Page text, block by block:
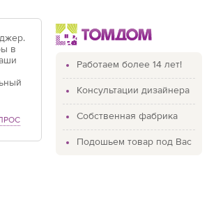
в
Работаем более 14 лет!
Консультации дизайнера
Собственная фабрика
Подошьем товар под Вас